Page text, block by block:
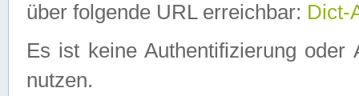
über folgende URL erreichbar: Dict-
Es ist keine Authentifizierung
nutzen.